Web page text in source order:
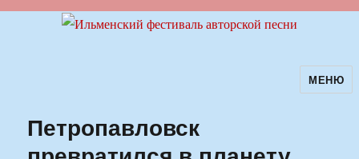
Ильменский фестиваль авторскойМЕНЮ
Петропавловск